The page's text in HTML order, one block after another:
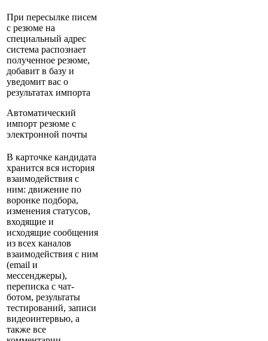
При пересылке писем
с резюме на
специальный адрес
система распознает
полученное резюме,
добавит в базу и
уведомит вас о
результатах импорта
Автоматический
импорт резюме с
электронной почты
В карточке кандидата
хранится вся история
взаимодействия с
ним: движение по
воронке подбора,
изменения статусов,
входящие и
исходящие сообщения
из всех каналов
взаимодействия с ним
(email и
мессенджеры),
переписка с чат-
ботом, результаты
тестирований, записи
видеоинтервью, а
также все